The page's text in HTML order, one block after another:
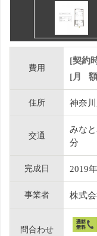
費用
[契約
[月
住所 神奈
交通
みな
分
完成日 2019
事業者 株式
問合わせ